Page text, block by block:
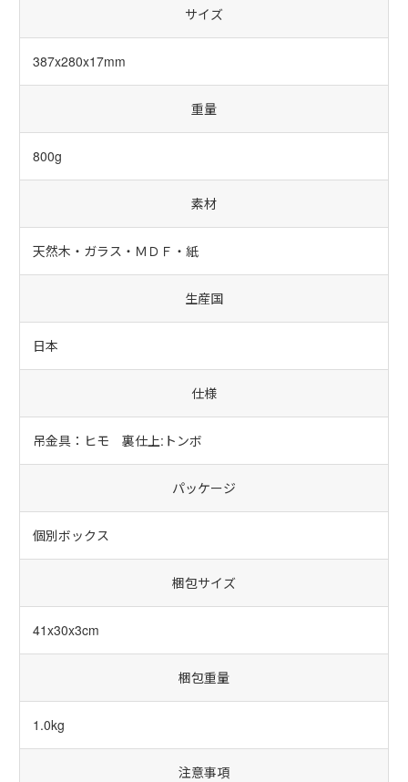
サイズ
387x280x17mm
重量
800g
素材
天然木・ガラス・ＭＤＦ・紙
生産国
日本
仕様
吊金具：ヒモ 裏仕上:トンボ
パッケージ
個別ボックス
梱包サイズ
41x30x3cm
梱包重量
1.0kg
注意事項